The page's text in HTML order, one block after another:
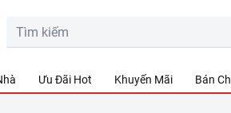
Ưu Đãi Hot Khuyến Mãi Bán